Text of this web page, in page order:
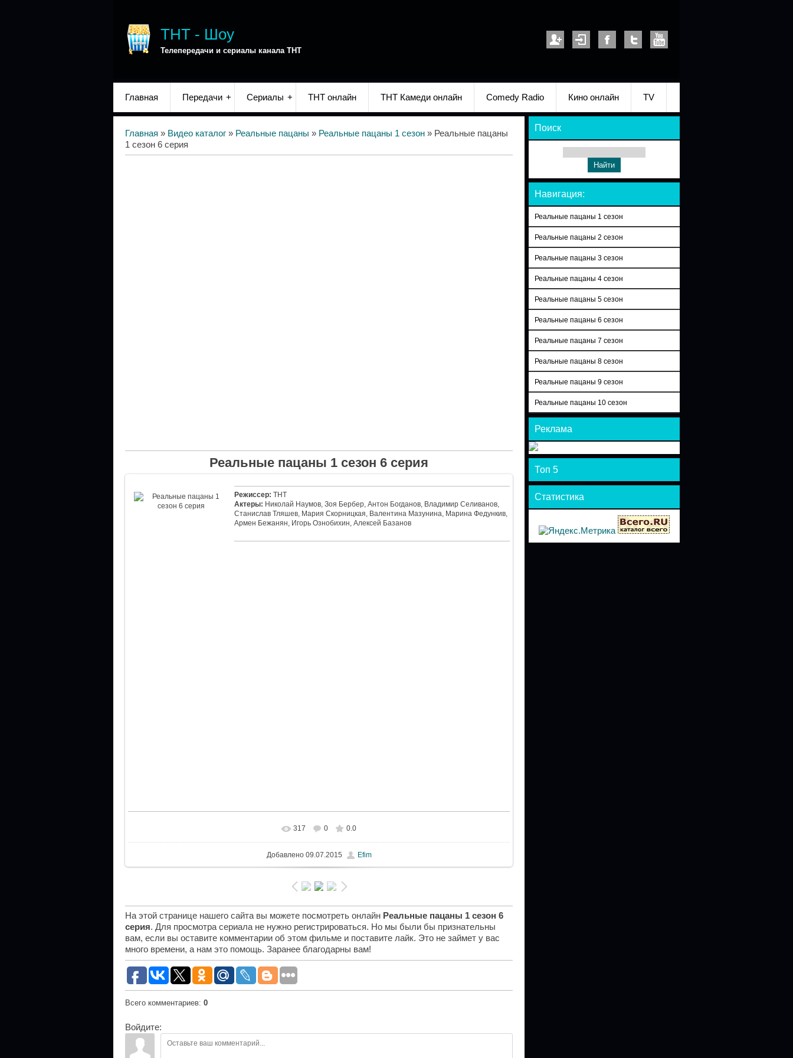
ТНТ - Шоу
Телепередачи и сериалы канала ТНТ
Главная Передачи Сериалы ТНТ онлайн ТНТ Камеди онлайн Comedy Radio Кино онлайн TV
Главная » Видео каталог » Реальные пацаны » Реальные пацаны 1 сезон » Реальные пацаны
1 сезон 6 серия
Реальные пацаны 1 сезон 6 серия
Режиссер: ТНТ
Актеры: Николай Наумов, Зоя Бербер, Антон Богданов, Владимир Селиванов,
Станислав Тляшев, Мария Скорницкая, Валентина Мазунина, Марина Федункив,
Армен Бежанян, Игорь Ознобихин, Алексей Базанов
317 0 0.0
Добавлено09.07.2015 Efim
На этой странице нашего сайта вы можете посмотреть онлайн Реальные пацаны 1 сезон 6
серия. Для просмотра сериала не нужно регистрироваться. Но мы были бы признательны
вам, если вы оставите комментарии об этом фильме и поставите лайк. Это не займет у вас
много времени, а нам это помощь. Заранее благодарны вам!
Всего комментариев: 0
Войдите:
Поиск
Навигация:
Реальные пацаны 1 сезон
Реальные пацаны 2 сезон
Реальные пацаны 3 сезон
Реальные пацаны 4 сезон
Реальные пацаны 5 сезон
Реальные пацаны 6 сезон
Реальные пацаны 7 сезон
Реальные пацаны 8 сезон
Реальные пацаны 9 сезон
Реальные пацаны 10 сезон
Реклама
Топ 5
Статистика